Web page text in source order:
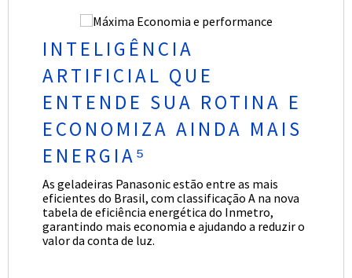
INTELIGÊNCIA
ARTIFICIAL QUE
ENTENDE SUA ROTINA E
ECONOMIZA AINDA MAIS
ENERGIA⁵
As geladeiras Panasonic estão entre as mais
eficientes do Brasil, com classificação A na nova
tabela de eficiência energética do Inmetro,
garantindo mais economia e ajudando a reduzir o
valor da conta de luz.